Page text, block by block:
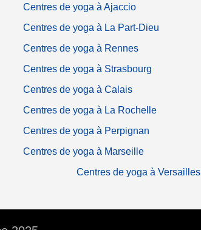
Centres de yoga à Ajaccio
Centres de yoga à La Part-Dieu
Centres de yoga à Rennes
Centres de yoga à Strasbourg
Centres de yoga à Calais
Centres de yoga à La Rochelle
Centres de yoga à Perpignan
Centres de yoga à Marseille
Centres de yoga à Versailles